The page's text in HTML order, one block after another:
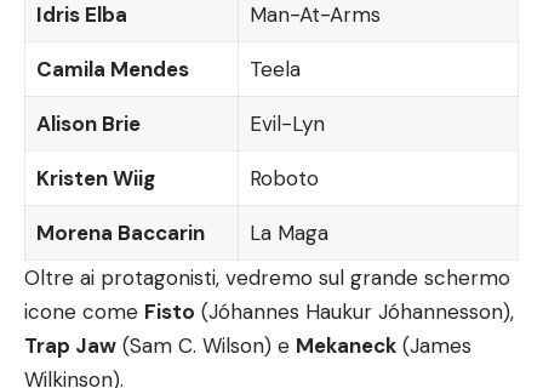
Idris Elba Man-At-Arms
Camila Mendes Teela
Alison Brie Evil-Lyn
Kristen Wiig Roboto
Morena Baccarin
La Maga
Oltre ai protagonisti, vedremo sul grande schermo
icone come Fisto (Jóhannes Haukur Jóhannesson),
Trap Jaw (Sam C. Wilson) e Mekaneck (James
Wilkinson).